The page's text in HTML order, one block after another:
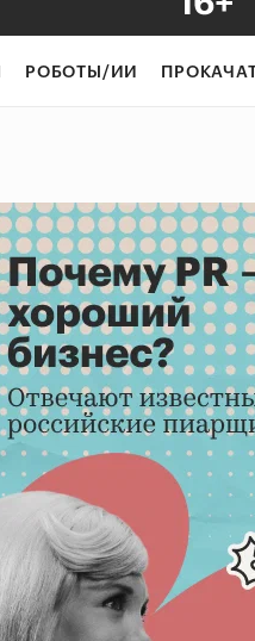
РОБОТЫ/ИИ